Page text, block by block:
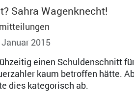
Sahra Wagenknecht!
2015
einen Schuldenschnitt
kaum betroffen hätte.
dies kategorisch ab.